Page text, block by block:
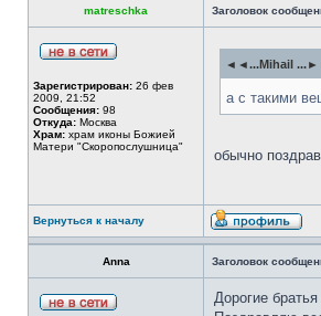
matreschka Заголовок
Зарегистрирован: 26 фев
2009, 21:52
Сообщения: 98
Откуда: Москва
Храм: храм иконы Божией
Матери "Скоропослушница"
◄◄...Mihail
а с такими
обычно
Вернуться к началу
Anna Заголовок
Дорогие